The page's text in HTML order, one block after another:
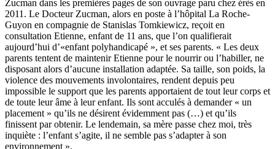
Zucman dans les premières pages de son ouvrage paru chez érès en
2011. Le Docteur Zucman, alors en poste à l’hôpital La Roche-
Guyon en compagnie de Stanislas Tomkiewicz, reçoit en
consultation Etienne, enfant de 11 ans, que l’on qualifierait
aujourd’hui d’«enfant polyhandicapé », et ses parents. « Les deux
parents tentent de maintenir Etienne pour le nourrir ou l’habiller, ne
disposant alors d’aucune installation adaptée. Sa taille, son poids, la
violence des mouvements involontaires, rendent depuis peu
impossible le support que les parents apportaient de tout leur corps et
de toute leur âme à leur enfant. Ils sont acculés à demander « un
placement » qu’ils ne désirent évidemment pas (…) et qu’ils
finissent par obtenir. Le lendemain, sa mère passe chez moi, très
inquiète : l’enfant s’agite, il ne semble pas s’adapter à son
environnement ».